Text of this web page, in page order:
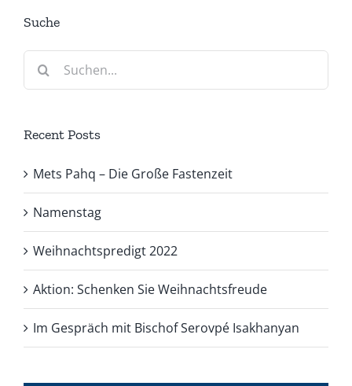
Suche
Suche
Recent Posts
Mets Pahq – Die Große Fastenzeit
Namenstag
Weihnachtspredigt 2022
Aktion: Schenken Sie Weihnachtsfreude
Im Gespräch mit Bischof Serovpé Isakhanyan